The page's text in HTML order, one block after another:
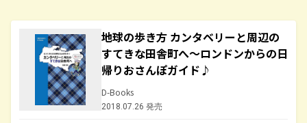
地球の歩き方 カンタベリーと周辺の
すてきな田舎町へ～ロンドンからの日
帰りおさんぽガイド♪
D-Books
2018.07.26 発売